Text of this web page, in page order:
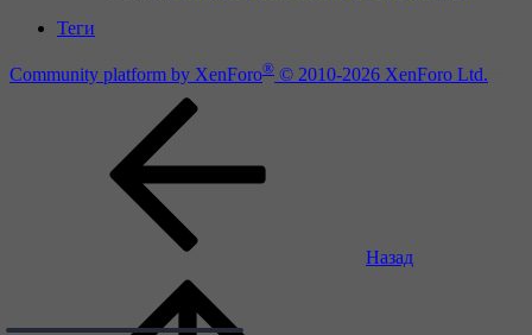
Теги
Community platform by XenForo® © 2010-2026 XenForo Ltd.
Назад